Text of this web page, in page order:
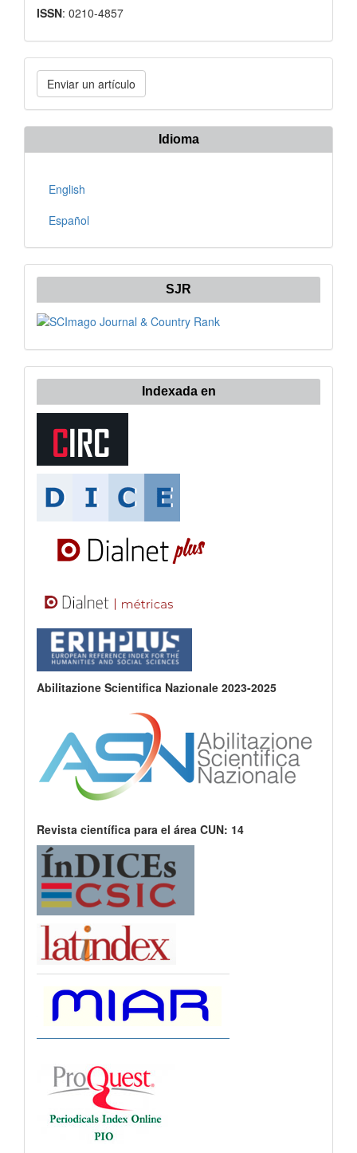
ISSN: 0210-4857
Enviar
un
artículo
Enviar un artículo
Idioma
English
Español
SJR
Indexada en
Abilitazione Scientifica Nazionale 2023-2025
Revista científica para el área CUN: 14